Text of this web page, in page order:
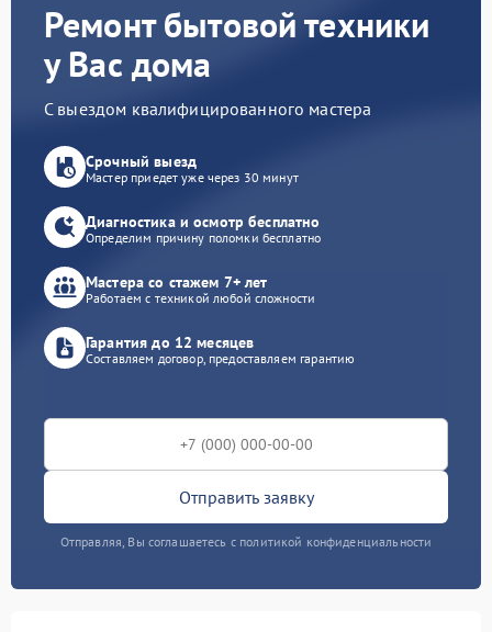
Ремонт бытовой техники
у Вас дома
С выездом квалифицированного мастера
Срочный выезд
Мастер приедет уже через 30 минут
Диагностика и осмотр бесплатно
Определим причину поломки бесплатно
Мастера со стажем 7+ лет
Работаем с техникой любой сложности
Гарантия до 12 месяцев
Составляем договор, предоставляем гарантию
Отправить заявку
Отправляя, Вы соглашаетесь с политикой конфиденциальности